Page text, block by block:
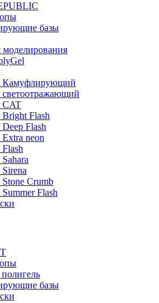
базы
моделирования
Камуфлирующий
светоотражающий
CAT
Bright Flash
Deep Flash
Extra neon
Flash
Sirena
Stone Crumb
Summer Flash
базы